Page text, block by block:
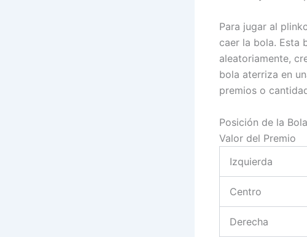
Para jugar al
caer la bola. Esta
aleatoriamente,
bola aterriza en
premios o
Posición de la Bola
Valor del Premio
Izquierda
Centro
Derecha